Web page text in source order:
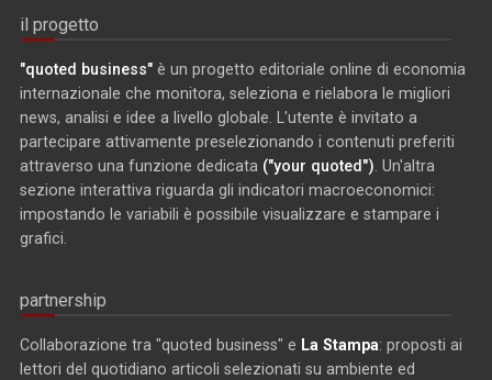
il progetto
"quoted business" è un progetto editoriale online di economia
internazionale che monitora, seleziona e rielabora le migliori
news, analisi e idee a livello globale. L'utente è invitato a
partecipare attivamente preselezionando i contenuti preferiti
attraverso una funzione dedicata ("your quoted") . Un'altra
sezione interattiva riguarda gli indicatori macroeconomici:
impostando le variabili è possibile visualizzare e stampare i
grafici.
partnership
Collaborazione tra "quoted business" e La Stampa: proposti ai
lettori del quotidiano articoli selezionati su ambiente ed